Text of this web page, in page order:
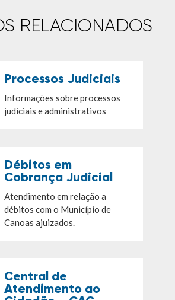
RELACIONADOS
Processos Judiciais
Informações sobre processos
judiciais e administrativos
Débitos em
Cobrança Judicial
Atendimento em relação a
débitos com o Município de
Canoas ajuizados.
Central de
Atendimento ao